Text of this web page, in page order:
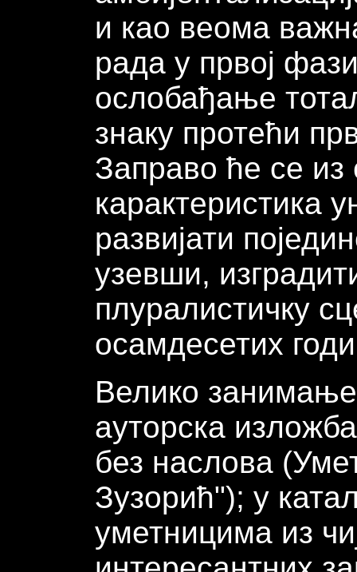
и као веома
рада у првој
ослобађање
знаку протећи
Заправо ће се из
карактеристика
развијати
узевши,
плуралистичку
осамдесетих
Велико занимање
ауторска
без наслова
Зузорић"); у
уметницима из